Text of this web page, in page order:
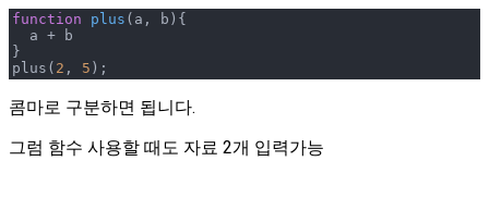
function plus ( a, b ) {
  a + b
}
plus( 2 , 5 );
콤마로 구분하면 됩니다.
그럼 함수 사용할 때도 자료 2개 입력가능